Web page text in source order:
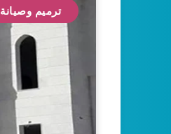
ترميم وصيانة